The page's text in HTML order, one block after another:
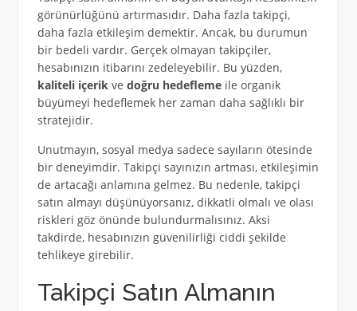
görünürlüğünü artırmasıdır. Daha fazla takipçi,
daha fazla etkileşim demektir. Ancak, bu durumun
bir bedeli vardır. Gerçek olmayan takipçiler,
hesabınızın itibarını zedeleyebilir. Bu yüzden,
kaliteli içerikve doğru hedeflemeile organik
büyümeyi hedeflemek her zaman daha sağlıklı bir
stratejidir.
Unutmayın, sosyal medya sadece sayıların ötesinde
bir deneyimdir. Takipçi sayınızın artması, etkileşimin
de artacağı anlamına gelmez. Bu nedenle, takipçi
satın almayı düşünüyorsanız, dikkatli olmalı ve olası
riskleri göz önünde bulundurmalısınız. Aksi
takdirde, hesabınızın güvenilirliği ciddi şekilde
tehlikeye girebilir.
Takipçi Satın Almanın